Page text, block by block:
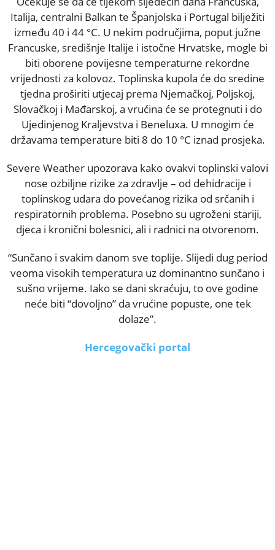
Italija, centralni Balkan te Španjolska i Portugal bilježiti
između 40 i 44 °C. U nekim područjima, poput južne
Francuske, središnje Italije i istočne Hrvatske, mogle bi
biti oborene povijesne temperaturne rekordne
vrijednosti za kolovoz. Toplinska kupola će do sredine
tjedna proširiti utjecaj prema Njemačkoj, Poljskoj,
Slovačkoj i Mađarskoj, a vrućina će se protegnuti i do
Ujedinjenog Kraljevstva i Beneluxa. U mnogim će
državama temperature biti 8 do 10 °C iznad prosjeka.
Severe Weather upozorava kako ovakvi toplinski valovi
nose ozbiljne rizike za zdravlje – od dehidracije i
toplinskog udara do povećanog rizika od srčanih i
respiratornih problema. Posebno su ugroženi stariji,
djeca i kronični bolesnici, ali i radnici na otvorenom.
“Sunčano i svakim danom sve toplije. Slijedi dug period
veoma visokih temperatura uz dominantno sunčano i
sušno vrijeme. Iako se dani skraćuju, to ove godine
neće biti “dovoljno” da vrućine popuste, one tek
dolaze”.
Hercegovački portal